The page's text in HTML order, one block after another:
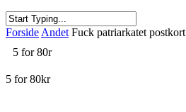
Close
Forside Andet Fuck patriarkatet postkort
5 for 80r
5 for 80kr